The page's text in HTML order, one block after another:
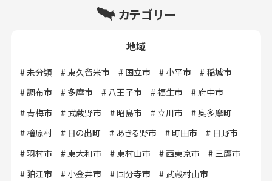
カテゴリー
地域
未分類 東久留米市 国立市 小平市
稲城市
調布市
多摩市 八王子市 福生市
府中市
青梅市
武蔵野市 昭島市 立川市
奥多摩町
檜原村
日の出町 あきる野市 町田市
日野市
羽村市
東大和市 東村山市 西東京市
三鷹市
狛江市
小金井市 国分寺市
武蔵村山市